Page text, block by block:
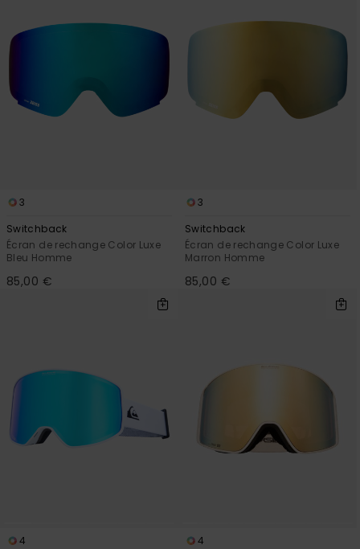
3
Switchback
Écran de rechange Color Luxe
Bleu Homme
85,00 €
3
Switchback
Écran de rechange Color Luxe
Marron Homme
85,00 €
4
4